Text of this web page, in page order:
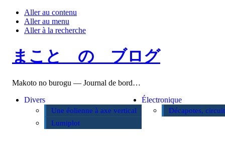
Aller au contenu
Aller au menu
Aller à la recherche
まこと の ブログ
Makoto no burogu — Journal de bord…
Divers
Une éolienne à axe vertical
Lumiplot
Électronique
Décapotes,